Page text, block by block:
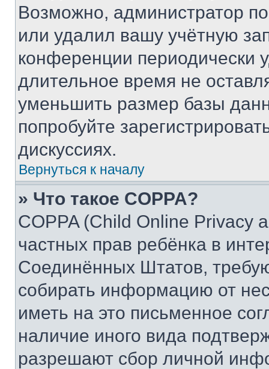
Возможно, администратор
или удалил вашу учётную
конференции периодически
длительное время не
уменьшить размер базы
попробуйте
дискуссиях.
Вернуться к началу
» Что такое COPPA?
COPPA (Child Online Privacy
частных прав ребёнка в
Соединённых Штатов,
собирать информацию от
иметь на это письменное
наличие иного вида
разрешают сбор личной